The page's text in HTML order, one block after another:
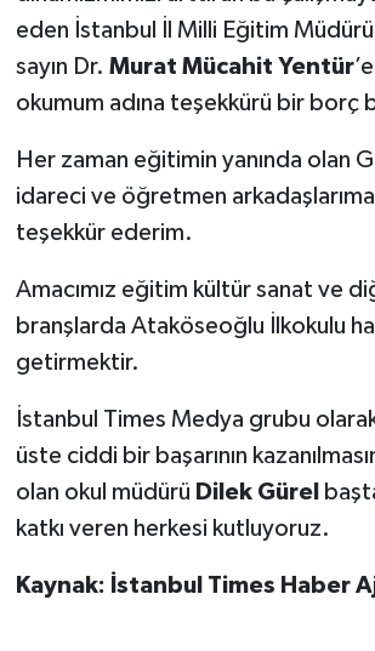
eden İstanbul İl Milli Eğitim
sayın Dr. Murat Mücahit Yentür
okumum adına teşekkürü bir borç
Her zaman eğitimin yanında olan
idareci ve öğretmen
teşekkür ederim.
Amacımız eğitim kültür sanat ve
branşlarda Ataköseoğlu İlkokulu
getirmektir.
İstanbul Times Medya grubu
üste ciddi bir başarının
olan okul müdürü Dilek Gürel
katkı veren herkesi kutluyoruz.
Kaynak: İstanbul Times Haber